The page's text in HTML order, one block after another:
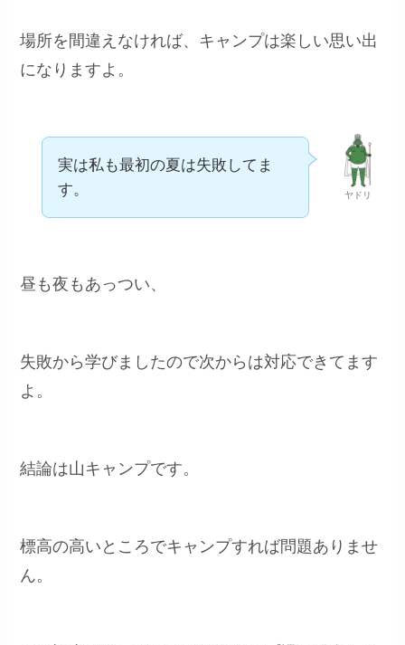
場所を間違えなければ、キャンプは楽しい思い出
になりますよ。
ヤドリ
実は私も最初の夏は失敗してま
す。
昼も夜もあっつい、
失敗から学びましたので次からは対応できてます
よ。
結論は山キャンプです。
標高の高いところでキャンプすれば問題ありませ
ん。